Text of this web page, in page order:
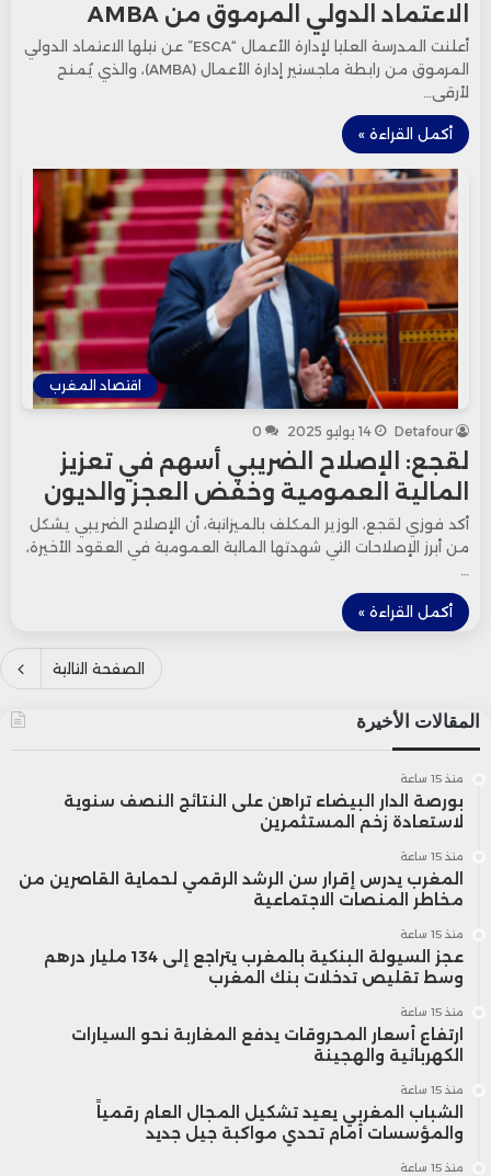
الاعتماد الدولي المرموق من AMBA
أعلنت المدرسة العليا لإدارة الأعمال “ESCA” عن نيلها الاعتماد الدولي
المرموق من رابطة ماجستير إدارة الأعمال (AMBA)، والذي يُمنح
لأرقى…
أكمل القراءة »
اقتصاد المغرب
Detafour 14 يوليو 2025 0
لقجع: الإصلاح الضريبي أسهم في تعزيز
المالية العمومية وخفض العجز والديون
أكد فوزي لقجع، الوزير المكلف بالميزانية، أن الإصلاح الضريبي يشكل
من أبرز الإصلاحات التي شهدتها المالية العمومية في العقود الأخيرة،
أكمل القراءة »
الصفحة التالية
المقالات الأخيرة
منذ 15 ساعة
بورصة الدار البيضاء تراهن على النتائج النصف سنوية
لاستعادة زخم المستثمرين
منذ 15 ساعة
المغرب يدرس إقرار سن الرشد الرقمي لحماية القاصرين من
مخاطر المنصات الاجتماعية
منذ 15 ساعة
عجز السيولة البنكية بالمغرب يتراجع إلى 134 مليار درهم
وسط تقليص تدخلات بنك المغرب
منذ 15 ساعة
ارتفاع أسعار المحروقات يدفع المغاربة نحو السيارات
الكهربائية والهجينة
منذ 15 ساعة
الشباب المغربي يعيد تشكيل المجال العام رقمياً
والمؤسسات أمام تحدي مواكبة جيل جديد
منذ 15 ساعة